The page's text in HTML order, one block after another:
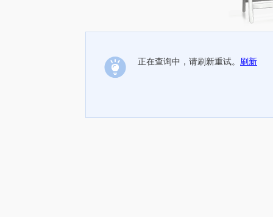
正在查询中，请刷新重试。 刷新